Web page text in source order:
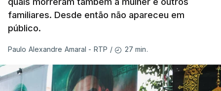
familiares. Desde então não apareceu em
público.
Paulo Alexandre Amaral - RTP / 27 min.